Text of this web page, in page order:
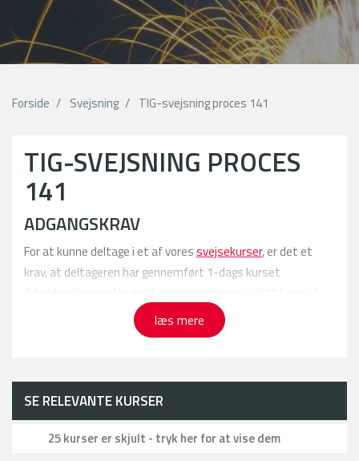
Forside Svejsning TIG-svejsning proces 141
TIG-SVEJSNING PROCES
141
ADGANGSKRAV
For at kunne deltage i et af voressvejsekurser, er det et
krav, at deltageren har gennemført 1-dags kurset
Arbejdsmiljø og sikkerhed, svejsning/termisk (§17 kursus).
Ved opstart af et kursus foretages der en visitering for at
finde ud af om svejsekursisten er startet på det rigtige
ANVENDELSE
TIG-svejsning proces 141 anvendes primært på kraftværker
læs mere
SE RELEVANTE KURSER
25 kurser er skjult - tryk her for at vise dem